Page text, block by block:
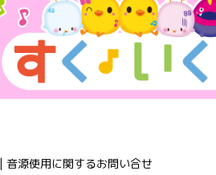
音源使用に関するお問い合せ